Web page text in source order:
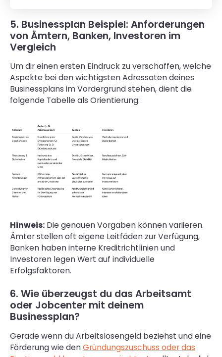
5. Businessplan Beispiel: Anforderungen
von Ämtern, Banken, Investoren im
Vergleich
Um dir einen ersten Eindruck zu verschaffen, welche
Aspekte bei den wichtigsten Adressaten deines
Businessplans im Vordergrund stehen, dient die
folgende Tabelle als Orientierung:
Hinweis:Die genauen Vorgaben können variieren.
Ämter stellen oft eigene Leitfäden zur Verfügung,
Banken haben interne Kreditrichtlinien und
Investoren legen Wert auf individuelle
Erfolgsfaktoren.
6. Wie überzeugst du das Arbeitsamt
oder Jobcenter mit deinem
Businessplan?
Gerade wenn du Arbeitslosengeld beziehst und eine
Förderung wie denGründungszuschuss oder das